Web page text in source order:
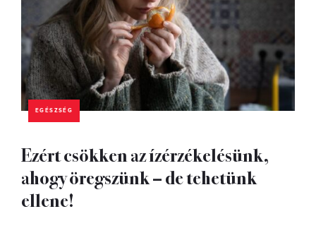
EGÉSZSÉG
Ezért csökken az ízérzékelésünk,
ahogy öregszünk – de tehetünk
ellene!